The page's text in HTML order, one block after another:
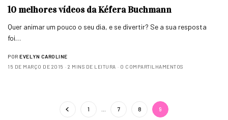
10 melhores vídeos da Kéfera Buchmann
Quer animar um pouco o seu dia, e se divertir? Se a sua resposta
foi…
POR EVELYN CAROLINE
15 DE MARÇO DE 2015
2 MINS DE LEITURA 0 COMPARTILHAMENTOS
1 7 8 9